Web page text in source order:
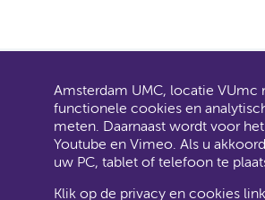
AMC en
Dit gaat
Amsterdam UMC, locatie VUmc
functionele cookies en
meten. Daarnaast wordt voor
Youtube en Vimeo. Als u
uw PC, tablet of telefoon te
Klik op de privacy en cookies